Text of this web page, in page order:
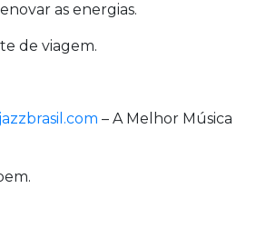
as energias.
de viagem.
– A Melhor Música